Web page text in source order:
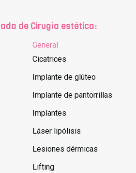
de Cirugía estética:
General
Cicatrices
Implante de glúteo
Implante de pantorrillas
Implantes
Láser lipólisis
Lesiones dérmicas
Lifting